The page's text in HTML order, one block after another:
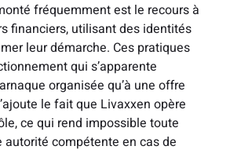
fréquemment est le recours à
financiers, utilisant des identités
leur démarche. Ces pratiques
qui s’apparente
organisée qu’à une offre
le fait que Livaxxen opère
ce qui rend impossible toute
autorité compétente en cas de